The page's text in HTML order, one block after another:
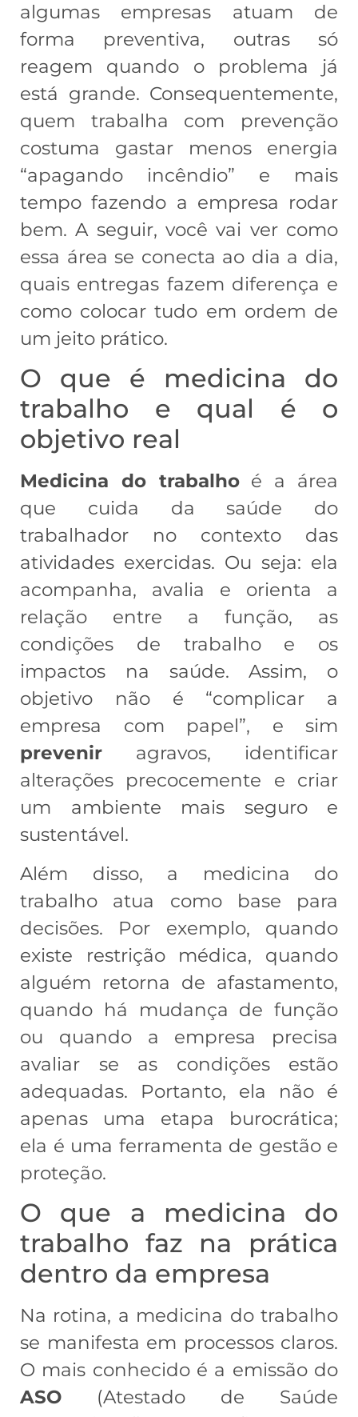
algumas empresas atuam de
forma preventiva, outras só
reagem quando o problema já
está grande. Consequentemente,
quem trabalha com prevenção
costuma gastar menos energia
“apagando incêndio” e mais
tempo fazendo a empresa rodar
bem. A seguir, você vai ver como
essa área se conecta ao dia a dia,
quais entregas fazem diferença e
como colocar tudo em ordem de
um jeito prático.
O que é medicina do
trabalho e qual é o
objetivo real
Medicina do trabalhoé a área
que cuida da saúde do
trabalhador no contexto das
atividades exercidas. Ou seja: ela
acompanha, avalia e orienta a
relação entre a função, as
condições de trabalho e os
impactos na saúde. Assim, o
objetivo não é “complicar a
empresa com papel”, e sim
prevenir agravos, identificar
alterações precocemente e criar
um ambiente mais seguro e
sustentável.
Além disso, a medicina do
trabalho atua como base para
decisões. Por exemplo, quando
existe restrição médica, quando
alguém retorna de afastamento,
quando há mudança de função
ou quando a empresa precisa
avaliar se as condições estão
adequadas. Portanto, ela não é
apenas uma etapa burocrática;
ela é uma ferramenta de gestão e
proteção.
O que a medicina do
trabalho faz na prática
dentro da empresa
Na rotina, a medicina do trabalho
se manifesta em processos claros.
O mais conhecido é a emissão do
ASO (Atestado de Saúde